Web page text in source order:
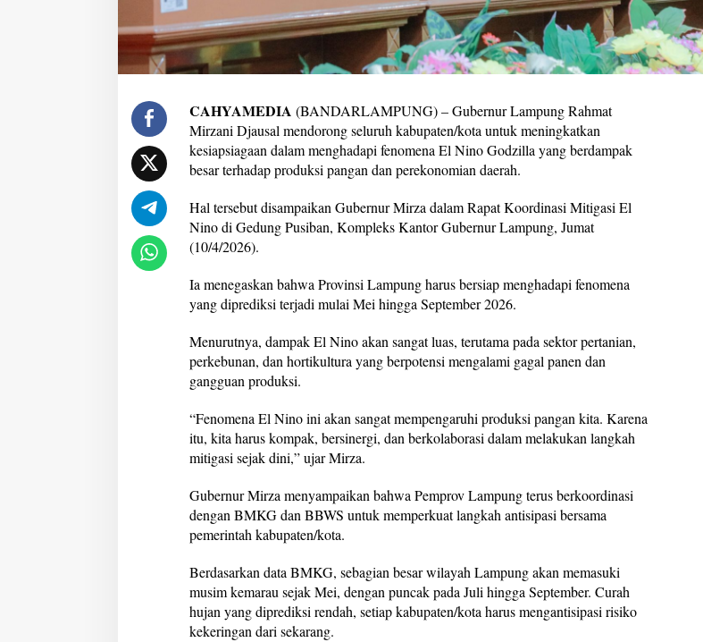
i
a
p
S
i
g
a
H
a
d
p
i
E
l
i
n
G
o
d
z
l
l
a
CAHYAMEDIA (BANDARLAMPUNG) – Gubernur Lampung Rahmat
Mirzani Djausal mendorong seluruh kabupaten/kota untuk meningkatkan
kesiapsiagaan dalam menghadapi fenomena El Nino Godzilla yang berdampak
besar terhadap produksi pangan dan perekonomian daerah.
Hal tersebut disampaikan Gubernur Mirza dalam Rapat Koordinasi Mitigasi El
Nino di Gedung Pusiban, Kompleks Kantor Gubernur Lampung, Jumat
(10/4/2026).
Ia menegaskan bahwa Provinsi Lampung harus bersiap menghadapi fenomena
yang diprediksi terjadi mulai Mei hingga September 2026.
Menurutnya, dampak El Nino akan sangat luas, terutama pada sektor pertanian,
perkebunan, dan hortikultura yang berpotensi mengalami gagal panen dan
gangguan produksi.
“Fenomena El Nino ini akan sangat mempengaruhi produksi pangan kita. Karena
itu, kita harus kompak, bersinergi, dan berkolaborasi dalam melakukan langkah
mitigasi sejak dini,” ujar Mirza.
Gubernur Mirza menyampaikan bahwa Pemprov Lampung terus berkoordinasi
dengan BMKG dan BBWS untuk memperkuat langkah antisipasi bersama
pemerintah kabupaten/kota.
Berdasarkan data BMKG, sebagian besar wilayah Lampung akan memasuki
musim kemarau sejak Mei, dengan puncak pada Juli hingga September. Curah
hujan yang diprediksi rendah, setiap kabupaten/kota harus mengantisipasi risiko
kekeringan dari sekarang.